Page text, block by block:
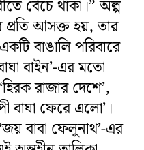
বেঁচে থাকা।” অল্প
প্রতি আসক্ত হয়, তার
বাঙালি পরিবারে
বাইন’-এর মতো
রাজার দেশে’,
বাঘা ফেরে এলো’।
বাবা ফেলুনাথ’-এর